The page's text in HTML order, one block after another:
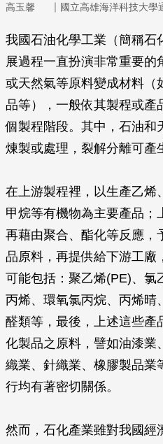
高玉馨 ｜ 國立高雄海洋科技大學
我國石油化學工業（簡稱石
展過程一直扮演非常重要的
或天然氣等原料變成材料（
品等），一般依其製程或產
個製程階段。其中，石油和
煉製或處理，裂解分離可產
在上游製程裡，以生產乙烯
甲烷等有機物為主要產品；
再藉由聚合、酯化等反應，
品原料，再提供給下游工廠
可能包括：聚乙烯(PE)、氯
丙烯、環氧氯丙烷、丙烯晴
醛類等，最後，上述這些產
化製品之原料，譬如油漆業
織業、針織業、橡膠製品業
行均有著密切關係。
然而，石化產業雖對我國經